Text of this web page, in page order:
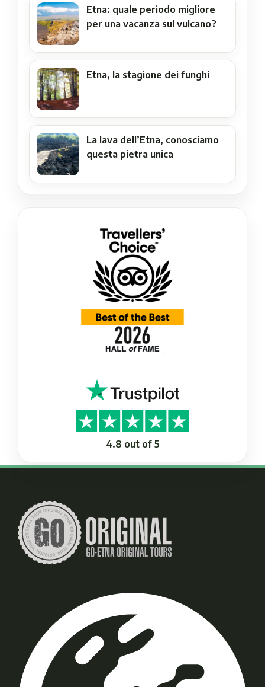
Etna: quale periodo migliore
per una vacanza sul vulcano?
Etna, la stagione dei funghi
La lava dell’Etna, conosciamo
questa pietra unica
4.8 out of 5